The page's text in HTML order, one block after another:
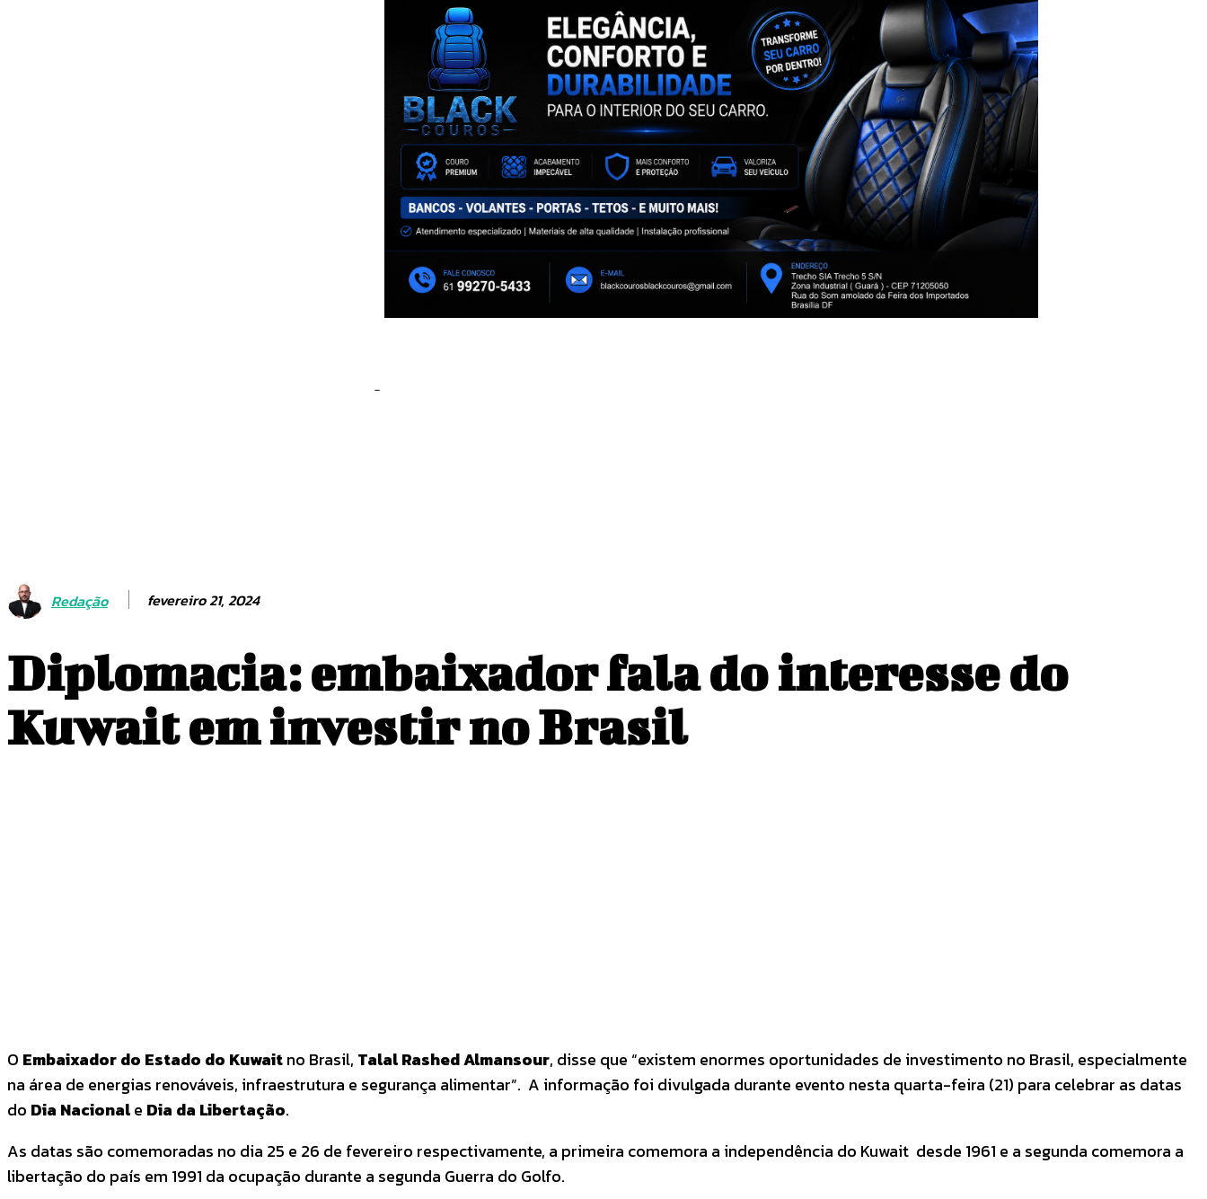
Redação fevereiro 21, 2024
Diplomacia: embaixador fala do interesse do
Kuwait em investir no Brasil
O Embaixador do Estado do Kuwaitno Brasil, Talal Rashed Almansour, disse que “existem enormes oportunidades de investimento no Brasil, especialmente
na área de energias renováveis, infraestrutura e segurança alimentar”. A informação foi divulgada durante evento nesta quarta-feira (21) para celebrar as datas
do Dia Nacionale Dia da Libertação.
As datas são comemoradas no dia 25 e 26 de fevereiro respectivamente, a primeira comemora a independência do Kuwait desde 1961 e a segunda comemora a
libertação do país em 1991 da ocupação durante a segunda Guerra do Golfo.